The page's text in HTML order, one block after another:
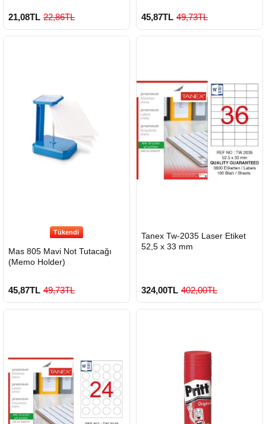
21,08TL 22,86TL 45,87TL 49,73TL
Tükendi
Mas 805 Mavi Not Tutacağı
(Memo Holder)
45,87TL 49,73TL
GÖNDERİ
900 TL Üzeri Kargo Ücretsiz
Tanex Tw-2035 Laser Etiket
52,5 x 33 mm
324,00TL 402,00TL